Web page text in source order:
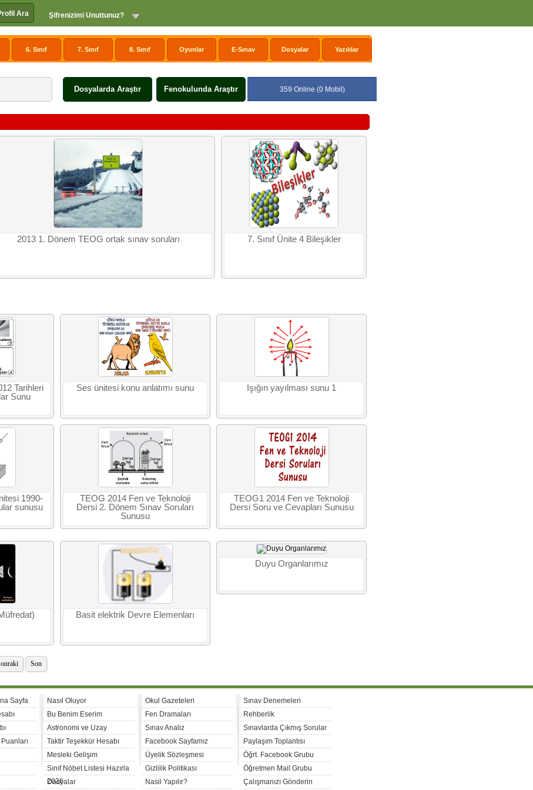
Ara Şifrenizimi Unuttunuz?
6. Sınıf 7. Sınıf 8. Sınıf Oyunlar E-Sınav Dosyalar Yazılılar
Dosyalarda Araştır Fenokulunda Araştır 359 Online (0 Mobil)
2013 1. Dönem TEOG ortak sınav soruları 7. Sınıf Ünite 4 Bileşikler
Tarihleri
Sunu
Ses ünitesi konu anlatımı sunu Işığın yayılması sunu 1
1990-
sunusu
TEOG 2014 Fen ve Teknoloji
Dersi 2. Dönem Sınav Soruları
Sunusu
TEOG1 2014 Fen ve Teknoloji
Dersi Soru ve Cevapları Sunusu
Basit elektrik Devre Elemenları
Duyu Organlarımız
Son
Sayfa
Nasıl Oluyor
Bu Benim Eserim
Astronomi ve Uzay
Taktir Teşekkür Hesabı
Mesleki Gelişim
Sınıf Nöbet Listesi Hazırla
2026
Dosyalar
Okul Gazeteleri
Fen Dramaları
Sınav Analiz
Facebook Sayfamız
Üyelik Sözleşmesi
Gizlilik Politikası
Nasil Yapılır?
Sınav Denemeleri
Rehberlik
Sınavlarda Çıkmış Sorular
Paylaşım Toplantısı
Öğrt. Facebook Grubu
Öğretmen Mail Grubu
Çalışmanızı Gönderin